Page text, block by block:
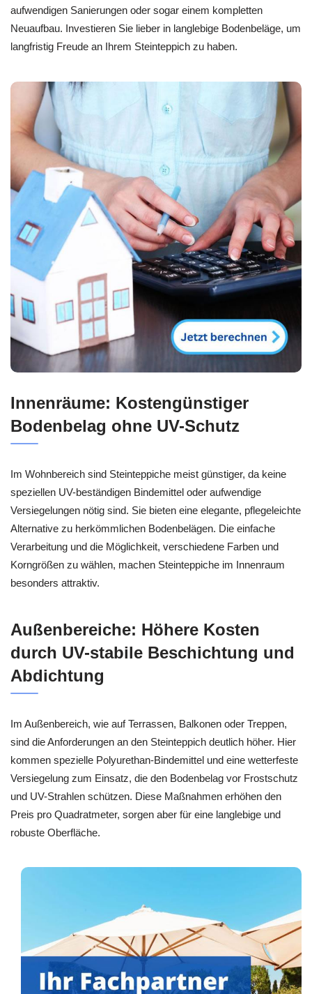
aufwendigen Sanierungen oder sogar einem kompletten
Neuaufbau. Investieren Sie lieber in langlebige Bodenbeläge, um
langfristig Freude an Ihrem Steinteppich zu haben.
Innenräume: Kostengünstiger
Bodenbelag ohne UV-Schutz
Im Wohnbereich sind Steinteppiche meist günstiger, da keine
speziellen UV-beständigen Bindemittel oder aufwendige
Versiegelungen nötig sind. Sie bieten eine elegante, pflegeleichte
Alternative zu herkömmlichen Bodenbelägen. Die einfache
Verarbeitung und die Möglichkeit, verschiedene Farben und
Korngrößen zu wählen, machen Steinteppiche im Innenraum
besonders attraktiv.
Außenbereiche: Höhere Kosten
durch UV-stabile Beschichtung und
Abdichtung
Im Außenbereich, wie auf Terrassen, Balkonen oder Treppen,
sind die Anforderungen an den Steinteppich deutlich höher. Hier
kommen spezielle Polyurethan-Bindemittel und eine wetterfeste
Versiegelung zum Einsatz, die den Bodenbelag vor Frostschutz
und UV-Strahlen schützen. Diese Maßnahmen erhöhen den
Preis pro Quadratmeter, sorgen aber für eine langlebige und
robuste Oberfläche.